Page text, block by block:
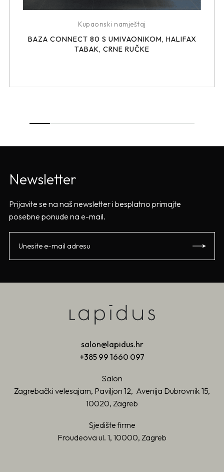
Kupaonski namještaj
BAZA CONNECT 80 S UMIVAONIKOM, HALIFAX
TABAK, CRNE RUČKE
Newsletter
Prijavite se na naš newsletter i besplatno primajte
posebne ponude na e-mail.
salon@lapidus.hr
+385 99 1660 097
Salon
Zagrebački velesajam, Paviljon 12, Avenija Dubrovnik 15,
10020, Zagreb
Sjedište firme
Froudeova ul. 1, 10000, Zagreb